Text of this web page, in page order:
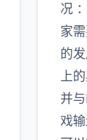
况
家
的
上
并
戏